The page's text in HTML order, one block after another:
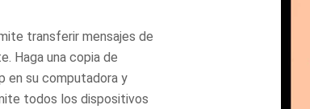
transferir mensajes de
Haga una copia de
en su computadora y
todos los dispositivos